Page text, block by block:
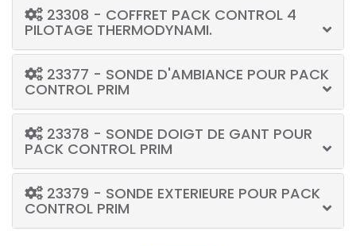
23308 - COFFRET PACK CONTROL 4
PILOTAGE THERMODYNAMI.
23377 - SONDE D'AMBIANCE POUR PACK
CONTROL PRIM
23378 - SONDE DOIGT DE GANT POUR
PACK CONTROL PRIM
23379 - SONDE EXTERIEURE POUR PACK
CONTROL PRIM